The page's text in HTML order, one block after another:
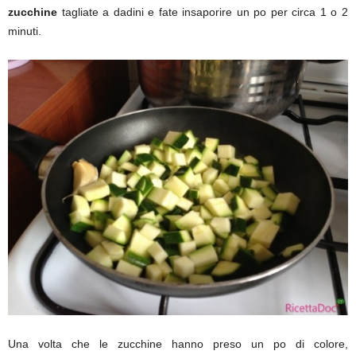
zucchine tagliate a dadini e fate insaporire un po per circa 1 o 2
minuti.
Una volta che le zucchine hanno preso un po di colore,